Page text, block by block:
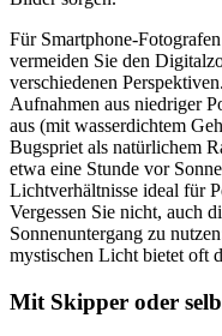
Für Smartphone-
vermeiden Sie den
verschiedenen
Aufnahmen aus niedriger
aus (mit wasserdichtem
Bugspriet als natürlichem
etwa eine Stunde vor
Lichtverhältnisse ideal für
Vergessen Sie nicht, auch
Sonnenuntergang zu
mystischen Licht bietet oft
Mit Skipper oder